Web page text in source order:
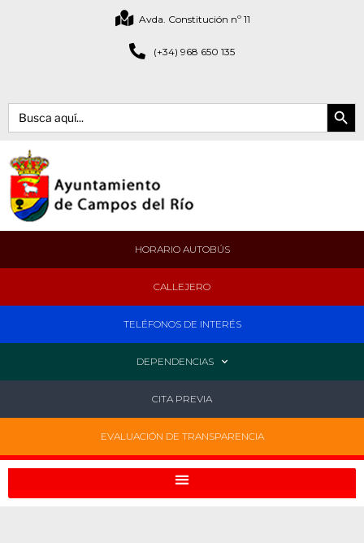
Avda. Constitución nº 11
(+34) 968 650 135
Buscar: Botón de
HORARIO AUTOBÚS
CALLEJERO
TELÉFONOS DE INTERÉS
DEPENDENCIAS
CITA PREVIA
EVALUACIÓN DE TRANSPARENCIA